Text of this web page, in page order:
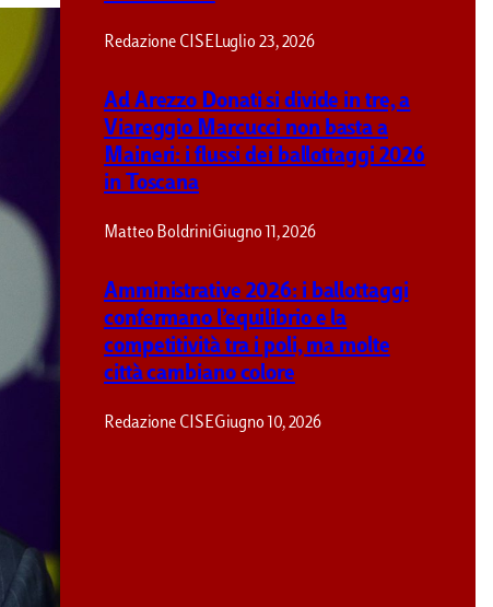
“The European
individual chapters
Redazione CISE Luglio 23, 2026
Ad Arezzo Donati si divide in tre, a
Viareggio Marcucci non basta a
Maineri: i flussi dei ballottaggi 2026
in Toscana
Matteo BoldriniGiugno 11, 2026
Amministrative 2026: i ballottaggi
confermano l’equilibrio e la
competitività tra i poli, ma molte
città cambiano colore
Redazione CISEGiugno 10, 2026